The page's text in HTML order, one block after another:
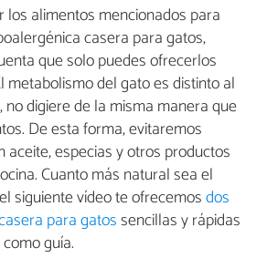
los alimentos mencionados para
casera para gatos,
que solo puedes ofrecerlos
metabolismo del gato es distinto al
no digiere de la misma manera que
De esta forma, evitaremos
aceite, especias y otros productos
Cuanto más natural sea el
siguiente vídeo te ofrecemosdos
para gatossencillas y rápidas
guía.